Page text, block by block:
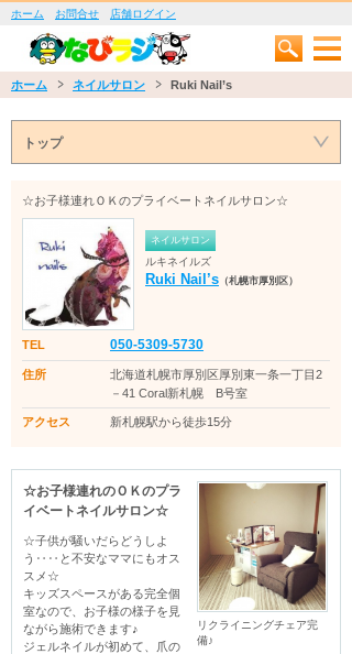
ホーム お問合せ 店舗ログイン
ホーム ネイルサロン Ruki Nail’s
トップ
☆お子様連れＯＫのプライベートネイルサロン☆
ネイルサロン
ルキネイルズ
Ruki Nail’s （札幌市厚別区）
TEL 050-5309-5730
住所
北海道札幌市厚別区厚別東一条一丁目2
－41 Coral新札幌 B号室
アクセス 新札幌駅から徒歩15分
リクライニングチェア完
備♪
☆お子様連れのＯＫのプラ
イベートネイルサロン☆
☆子供が騒いだらどうしよ
う‥‥と不安なママにもオス
スメ☆
キッズスペースがある完全個
室なので、お子様の様子を見
ながら施術できます♪
ジェルネイルが初めて、爪の